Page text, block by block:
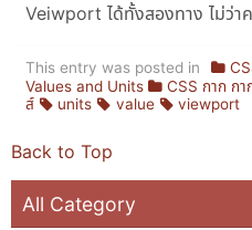
Veiwport ได้ทั้งสองทาง ไม่ว่า
This entry was posted in
Values and Units
CSS กาก กา
ส์
units value viewport
Back to Top
All Category